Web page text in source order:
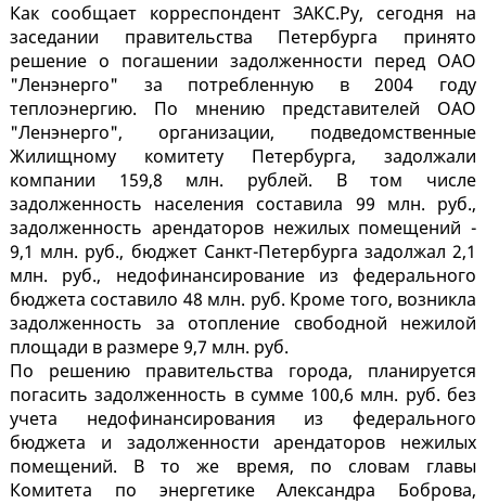
Как сообщает корреспондент ЗАКС.Ру, сегодня на
заседании правительства Петербурга принято
решение о погашении задолженности перед ОАО
"Ленэнерго" за потребленную в 2004 году
теплоэнергию. По мнению представителей ОАО
"Ленэнерго", организации, подведомственные
Жилищному комитету Петербурга, задолжали
компании 159,8 млн. рублей. В том числе
задолженность населения составила 99 млн. руб.,
задолженность арендаторов нежилых помещений -
9,1 млн. руб., бюджет Санкт-Петербурга задолжал 2,1
млн. руб., недофинансирование из федерального
бюджета составило 48 млн. руб. Кроме того, возникла
задолженность за отопление свободной нежилой
площади в размере 9,7 млн. руб.
По решению правительства города, планируется
погасить задолженность в сумме 100,6 млн. руб. без
учета недофинансирования из федерального
бюджета и задолженности арендаторов нежилых
помещений. В то же время, по словам главы
Комитета по энергетике Александра Боброва,